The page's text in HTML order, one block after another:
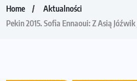
Home
Aktualności
Pekin 2015. Sofia Ennaoui: Z Asią